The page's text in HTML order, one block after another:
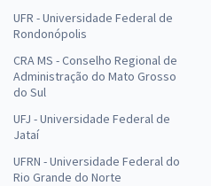
UFR - Universidade Federal de
Rondonópolis
CRA MS - Conselho Regional de
Administração do Mato Grosso
do Sul
UFJ - Universidade Federal de
Jataí
UFRN - Universidade Federal do
Rio Grande do Norte